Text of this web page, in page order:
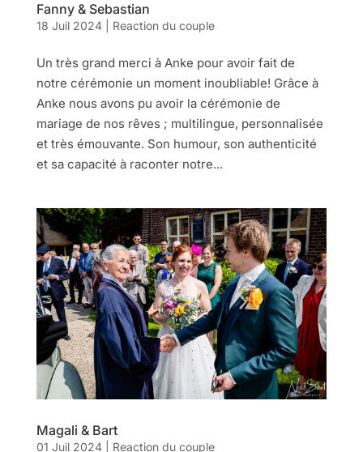
Fanny & Sebastian
18 Juil 2024| Reaction du couple
Un très grand merci à Anke pour avoir fait de
notre cérémonie un moment inoubliable! Grâce à
Anke nous avons pu avoir la cérémonie de
mariage de nos rêves ; multilingue, personnalisée
et très émouvante. Son humour, son authenticité
et sa capacité à raconter notre...
Magali & Bart
01 Juil 2024| Reaction du couple